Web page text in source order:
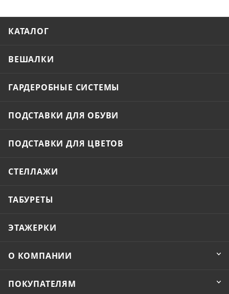
КАТАЛОГ
ВЕШАЛКИ
ГАРДЕРОБНЫЕ СИСТЕМЫ
ПОДСТАВКИ ДЛЯ ОБУВИ
ПОДСТАВКИ ДЛЯ ЦВЕТОВ
СТЕЛЛАЖИ
ТАБУРЕТЫ
ЭТАЖЕРКИ
О КОМПАНИИ
ПОКУПАТЕЛЯМ